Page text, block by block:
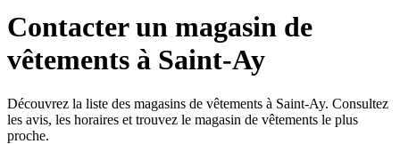
Contacter un magasin de
vêtements à Saint-Ay
Découvrez la liste des magasins de vêtements à Saint-Ay. Consultez
les avis, les horaires et trouvez le magasin de vêtements le plus
proche.